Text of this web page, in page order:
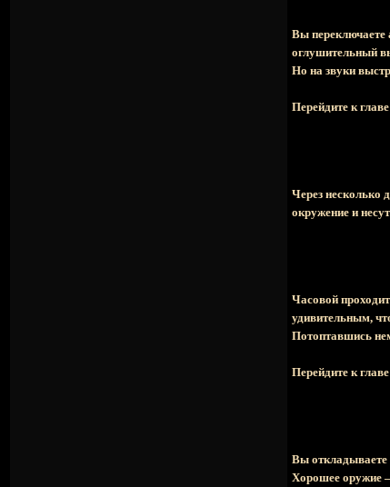
Вы переключаете
оглушительный
Но на звуки
Перейдите к
Через несколько
окружение и
Часовой
удивительным,
Потоптавшись
Перейдите к
Вы откладываете
Хорошее оружие